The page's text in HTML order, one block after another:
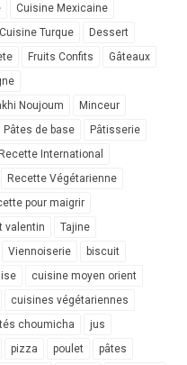
Cuisine Mexicaine
Cuisine Turque
Dessert
Fruits Confits
Gâteaux
Noujoum
Minceur
Pâtes de base
Pâtisserie
Recette International
Recette Végétarienne
pour maigrir
valentin
Tajine
Viennoiserie
biscuit
cuisine moyen orient
cuisines végétariennes
choumicha
jus
pizza poulet
pâtes